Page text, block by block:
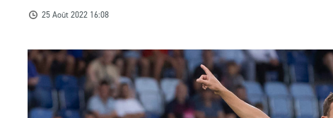
25 Août 2022 16:08